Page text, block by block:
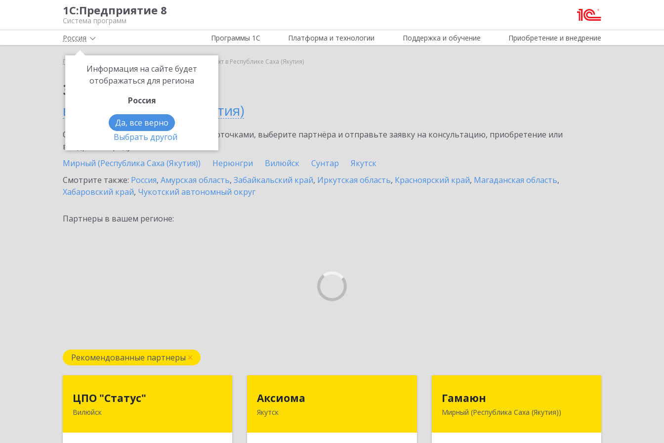
1С:Предприятие 8
Система программ
Россия
Информация на сайте будет
отображаться для региона
Россия
Да, все верно
Выбрать другой
Программы 1С Платформа и технологии Поддержка и обучение Приобретение и внедрение
Главная 1С-Коннект в Республике Саха (Якутия)
Заказать 1С-Коннект
в Республике Саха (Якутия)
Ознакомьтесь с информационными карточками, выберите партнёра и отправьте заявку на консультацию, приобретение или
внедрение продукта.
Мирный (Республика Саха (Якутия))
Нерюнгри Вилюйск Сунтар
Якутск
Смотрите также: Россия, Амурская область, Забайкальский край, Иркутская область, Красноярский край, Магаданская область,
Хабаровский край, Чукотский автономный округ
Партнеры в вашем регионе:
Рекомендованные партнеры
ЦПО "Статус"
Вилюйск
677000, Саха /Якутия/ Респ, Якутск г,
Аксиома
Якутск677000, Саха /Якутия/ Респ, Якутск г,
Гамаюн
Мирный (Республика Саха (Якутия))
678170, Саха /Якутия/ Респ,